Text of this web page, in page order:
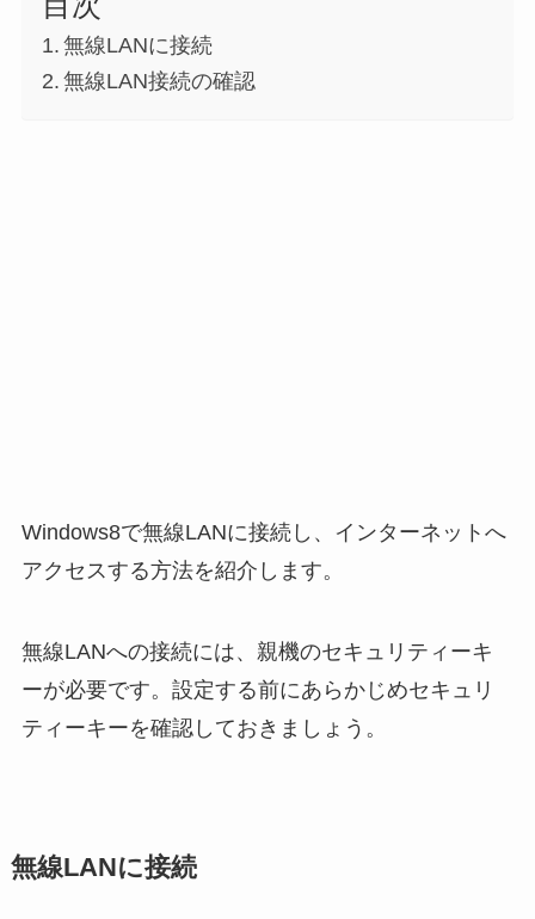
無線LANに接続
無線LAN接続の確認
Windows8で無線LANに接続し、インターネットへ
アクセスする方法を紹介します。
無線LANへの接続には、親機のセキュリティーキ
ーが必要です。設定する前にあらかじめセキュリ
ティーキーを確認しておきましょう。
無線LANに接続